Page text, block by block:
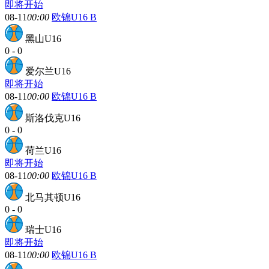
即将开始
08-1100:00 欧锦U16 B
黑山U16
0 - 0
爱尔兰U16
即将开始
08-1100:00 欧锦U16 B
斯洛伐克U16
0 - 0
荷兰U16
即将开始
08-1100:00 欧锦U16 B
北马其顿U16
0 - 0
瑞士U16
即将开始
08-1100:00 欧锦U16 B